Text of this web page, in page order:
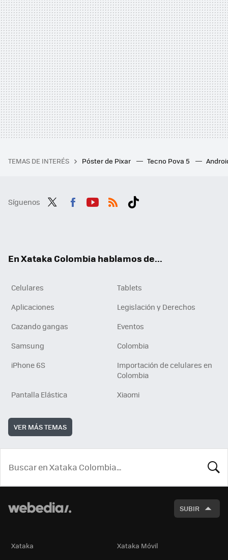
TEMAS DE INTERÉS Póster de Pixar Tecno Pova 5
Síguenos
En Xataka Colombia hablamos de...
Celulares
Tablets
Aplicaciones
Legislación y Derechos
Cazando gangas
Eventos
Samsung
Colombia
iPhone 6S
Importación de celulares en
Colombia
Pantalla Elástica
Xiaomi
VER MÁS TEMAS
SUBIR
Xataka
Xataka Móvil